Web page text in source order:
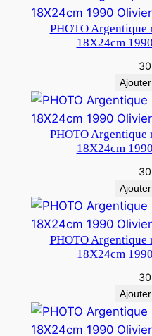
PHOTO Argentique
18X24cm
PHOTO Argentique
18X24cm
PHOTO Argentique
18X24cm